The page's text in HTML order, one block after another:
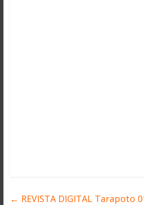
← REVISTA DIGITAL Tarapoto